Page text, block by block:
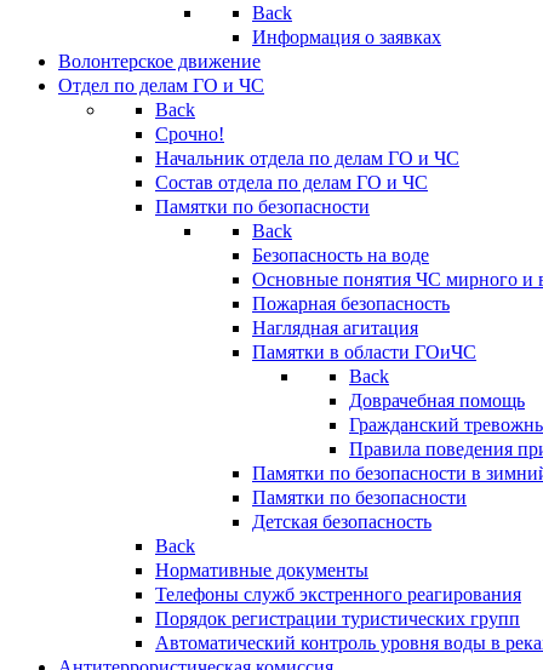
Back
Информация о заявках
Волонтерское движение
Отдел по делам ГО и ЧС
Back
Срочно!
Начальник отдела по делам ГО и ЧС
Состав отдела по делам ГО и ЧС
Памятки по безопасности
Back
Безопасность на воде
Основные понятия ЧС мирного и
Пожарная безопасность
Наглядная агитация
Памятки в области ГОиЧС
Back
Доврачебная помощь
Гражданский
Правила поведения
Памятки по безопасности в
Памятки по безопасности
Детская безопасность
Back
Нормативные документы
Телефоны служб экстренного реагирования
Порядок регистрации туристических групп
Автоматический контроль уровня воды в